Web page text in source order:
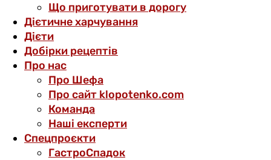
Що приготувати в дорогу
Дієтичне харчування
Дієти
Добірки рецептів
Про нас
Про Шефа
Про сайт klopotenko.com
Команда
Наші експерти
Спецпроєкти
ГастроСпадок